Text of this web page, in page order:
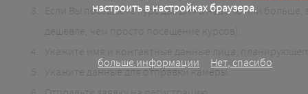
настроить в настройках браузера.
больше информации Нет, спасибо
Если Вы посещаете курс два дня в неделю или
дешевле, чем просто посещение курсов).
Укажите имя и контактные данные лица,
Укажите данные для отправки камеры.